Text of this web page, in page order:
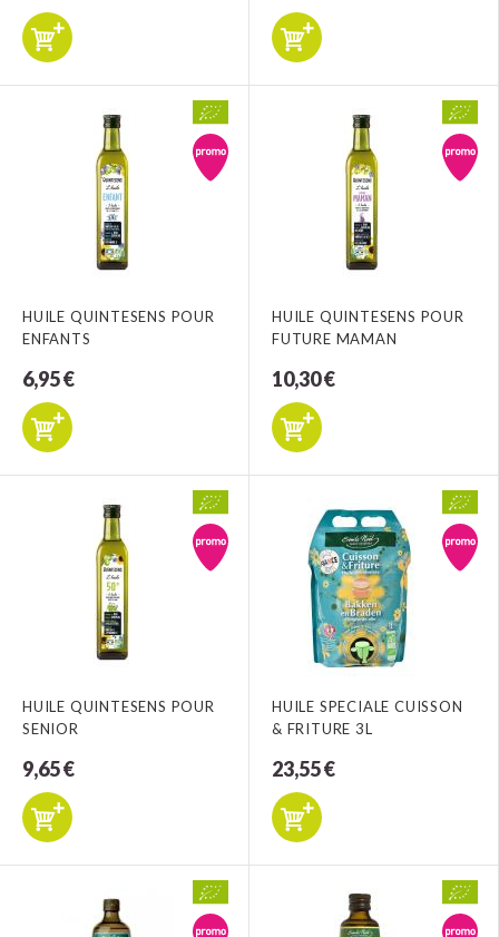
HUILE QUINTESENS POUR
ENFANTS
6,95 €
HUILE QUINTESENS POUR
FUTURE MAMAN
10,30 €
HUILE QUINTESENS POUR
SENIOR
9,65 €
HUILE SPECIALE CUISSON
& FRITURE 3L
23,55 €